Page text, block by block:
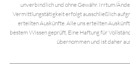
unverbindlich und ohne Gewähr. Irrtum/
Vermittlungstätigkeit erfolgt ausschließlich
erteilten Auskünfte. Alle uns erteilten
bestem Wissen geprüft. Eine Haftung für
übernommen und ist daher